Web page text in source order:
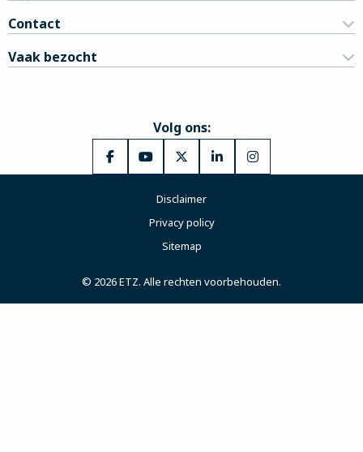
Contact
Vaak bezocht
Volg ons:
Ga
Facebook
Ga
YouTube
Ga
X
Ga
Ga
Disclaimer
Privacy policy
Sitemap
© 2026 ETZ. Alle rechten voorbehouden.